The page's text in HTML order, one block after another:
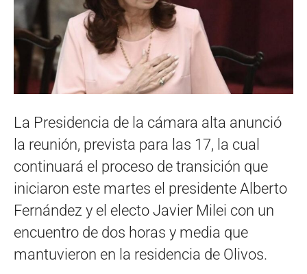
La Presidencia de la cámara alta anunció
la reunión, prevista para las 17, la cual
continuará el proceso de transición que
iniciaron este martes el presidente Alberto
Fernández y el electo Javier Milei con un
encuentro de dos horas y media que
mantuvieron en la residencia de Olivos.